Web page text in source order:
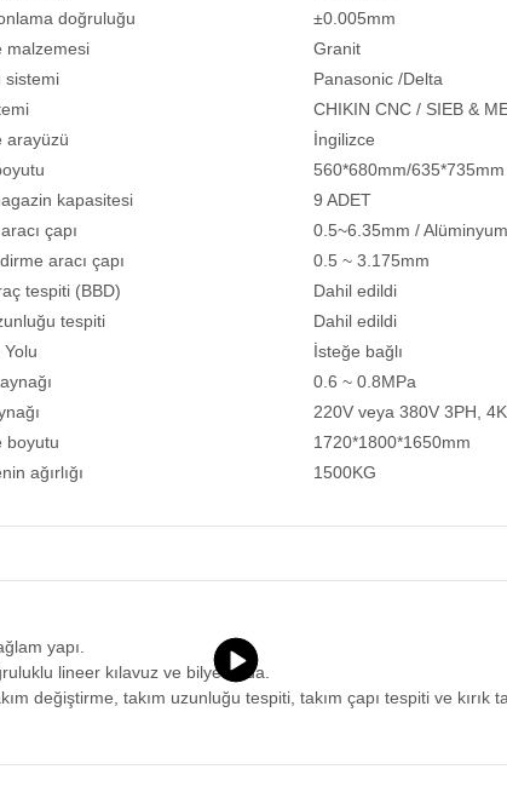
doğruluğu
±0.005mm
malzemesi
Granit
sistemi
Panasonic /Delta
CHIKIN CNC / SIEB &
arayüzü
İngilizce
560*680mm/635*735mm
kapasitesi
9 ADET
çapı
0.5~6.35mm /
aracı çapı
0.5 ~ 3.175mm
tespiti (BBD)
Dahil edildi
tespiti
Dahil edildi
Yolu İsteğe bağlı
0.6 ~ 0.8MPa
220V veya 380V 3PH,
boyutu 1720*1800*1650mm
ağırlığı 1500KG
yapı.
lineer kılavuz ve bilyeli vida.
değiştirme, takım uzunluğu tespiti, takım çapı tespiti ve kırık